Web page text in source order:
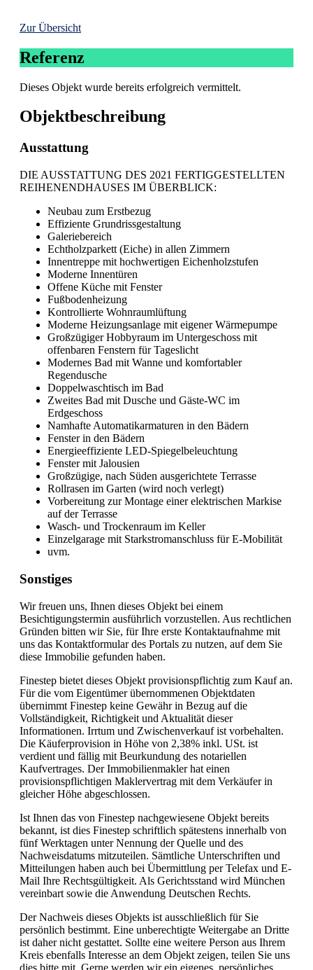
Zur Übersicht
Referenz
Dieses Objekt wurde bereits erfolgreich vermittelt.
Objekt­beschreibung
Ausstattung
DIE AUSSTATTUNG DES 2021 FERTIGGESTELLTEN
REIHENENDHAUSES IM ÜBERBLICK:
Neubau zum Erstbezug
Effiziente Grundrissgestaltung
Galeriebereich
Echtholzparkett (Eiche) in allen Zimmern
Innentreppe mit hochwertigen Eichenholzstufen
Moderne Innentüren
Offene Küche mit Fenster
Fußbodenheizung
Kontrollierte Wohnraumlüftung
Moderne Heizungsanlage mit eigener Wärmepumpe
Großzügiger Hobbyraum im Untergeschoss mit
offenbaren Fenstern für Tageslicht
Modernes Bad mit Wanne und komfortabler
Regendusche
Doppelwaschtisch im Bad
Zweites Bad mit Dusche und Gäste-WC im
Erdgeschoss
Namhafte Automatikarmaturen in den Bädern
Fenster in den Bädern
Energieeffiziente LED-Spiegelbeleuchtung
Fenster mit Jalousien
Großzügige, nach Süden ausgerichtete Terrasse
Rollrasen im Garten (wird noch verlegt)
Vorbereitung zur Montage einer elektrischen Markise
auf der Terrasse
Wasch- und Trockenraum im Keller
Einzelgarage mit Starkstromanschluss für E-Mobilität
uvm.
Sonstiges
Wir freuen uns, Ihnen dieses Objekt bei einem
Besichtigungstermin ausführlich vorzustellen. Aus rechtlichen
Gründen bitten wir Sie, für Ihre erste Kontaktaufnahme mit
uns das Kontaktformular des Portals zu nutzen, auf dem Sie
diese Immobilie gefunden haben.
Finestep bietet dieses Objekt provisionspflichtig zum Kauf an.
Für die vom Eigentümer übernommenen Objektdaten
übernimmt Finestep keine Gewähr in Bezug auf die
Vollständigkeit, Richtigkeit und Aktualität dieser
Informationen. Irrtum und Zwischenverkauf ist vorbehalten.
Die Käuferprovision in Höhe von 2,38% inkl. USt. ist
verdient und fällig mit Beurkundung des notariellen
Kaufvertrages. Der Immobilienmakler hat einen
provisionspflichtigen Maklervertrag mit dem Verkäufer in
gleicher Höhe abgeschlossen.
Ist Ihnen das von Finestep nachgewiesene Objekt bereits
bekannt, ist dies Finestep schriftlich spätestens innerhalb von
fünf Werktagen unter Nennung der Quelle und des
Nachweisdatums mitzuteilen. Sämtliche Unterschriften und
Mitteilungen haben auch bei Übermittlung per Telefax und E-
Mail Ihre Rechtsgültigkeit. Als Gerichtsstand wird München
vereinbart sowie die Anwendung Deutschen Rechts.
Der Nachweis dieses Objekts ist ausschließlich für Sie
persönlich bestimmt. Eine unberechtigte Weitergabe an Dritte
ist daher nicht gestattet. Sollte eine weitere Person aus Ihrem
Kreis ebenfalls Interesse an dem Objekt zeigen, teilen Sie uns
dies bitte mit. Gerne werden wir ein eigenes, persönliches